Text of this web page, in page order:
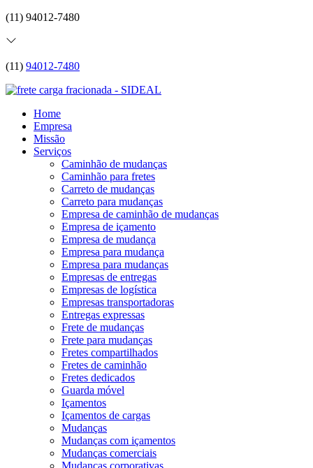
(11) 94012-7480
(11) 94012-7480
Home
Empresa
Missão
Serviços
Caminhão de mudanças
Caminhão para fretes
Carreto de mudanças
Carreto para mudanças
Empresa de caminhão de mudanças
Empresa de içamento
Empresa de mudança
Empresa para mudança
Empresa para mudanças
Empresas de entregas
Empresas de logística
Empresas transportadoras
Entregas expressas
Frete de mudanças
Frete para mudanças
Fretes compartilhados
Fretes de caminhão
Fretes dedicados
Guarda móvel
Içamentos
Içamentos de cargas
Mudanças
Mudanças com içamentos
Mudanças comerciais
Mudanças corporativas